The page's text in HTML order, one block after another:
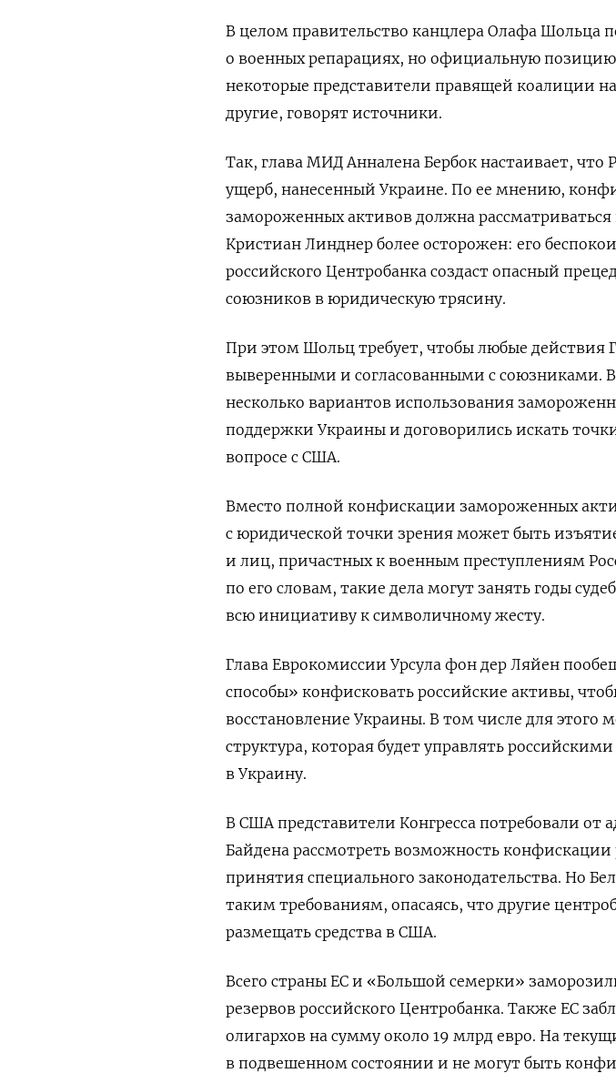
В целом правительство канцлера Олафа Шольца
о военных репарациях, но официальную
некоторые представители правящей коалиции
другие, говорят источники.
Так, глава МИД Анналена Бербок настаивает, что
ущерб, нанесенный Украине. По ее мнению,
замороженных активов должна
Кристиан Линднер более осторожен: его
российского Центробанка создаст опасный
союзников в юридическую трясину.
При этом Шольц требует, чтобы любые
выверенными и согласованными с союзниками. В
несколько вариантов использования
поддержки Украины и договорились искать
вопросе с США.
Вместо полной конфискации замороженных
с юридической точки зрения может быть
и лиц, причастных к военным преступлениям
по его словам, такие дела могут занять годы
всю инициативу к символичному жесту.
Глава Еврокомиссии Урсула фон дер Ляйен
способы» конфисковать российские активы,
восстановление Украины. В том числе для этого
структура, которая будет управлять
в Украину.
В США представители Конгресса потребовали
Байдена рассмотреть возможность
принятия специального законодательства. Но
таким требованиям, опасаясь, что другие
размещать средства в США.
Всего страны ЕС и «Большой семерки»
резервов российского Центробанка. Также ЕС
олигархов на сумму около 19 млрд евро. На
в подвешенном состоянии и не могут быть